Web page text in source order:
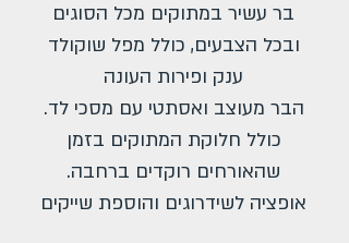
בר עשיר במתוקים מכל הסוגים
ובכל הצבעים, כולל מפל שוקולד
ענק ופירות העונה
הבר מעוצב ואסתטי עם מסכי לד.
כולל חלוקת המתוקים בזמן
שהאורחים רוקדים ברחבה.
אופציה לשידרוגים והוספת שייקים